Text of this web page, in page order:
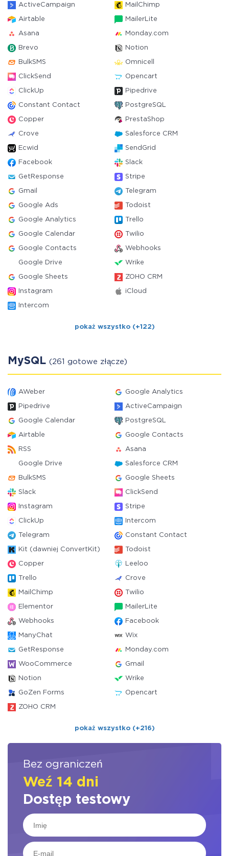
ActiveCampaign MailChimp
Airtable MailerLite
Asana Monday.com
Brevo Notion
BulkSMS Omnicell
ClickSend Opencart
ClickUp Pipedrive
Constant Contact PostgreSQL
Copper PrestaShop
Crove Salesforce CRM
Ecwid SendGrid
Facebook Slack
GetResponse Stripe
Gmail Telegram
Google Ads Todoist
Google Analytics Trello
Google Calendar Twilio
Google Contacts Webhooks
Google Drive Wrike
Google Sheets ZOHO CRM
Instagram iCloud
Intercom
pokaż wszystko (+122)
MySQL (261 gotowe złącze)
AWeber Google Analytics
Pipedrive ActiveCampaign
Google Calendar PostgreSQL
Airtable Google Contacts
RSS Asana
Google Drive Salesforce CRM
BulkSMS Google Sheets
Slack ClickSend
Instagram Stripe
ClickUp Intercom
Telegram Constant Contact
Kit (dawniej ConvertKit) Todoist
Copper Leeloo
Trello Crove
MailChimp Twilio
Elementor MailerLite
Webhooks Facebook
ManyChat Wix
GetResponse Monday.com
WooCommerce Gmail
Notion Wrike
GoZen Forms Opencart
ZOHO CRM
pokaż wszystko (+216)
Bez ograniczeń
Weź 14 dni
Dostęp testowy